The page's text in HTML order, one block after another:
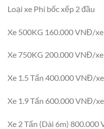
Loại xe Phí bốc xếp 2 đầu
Xe 500KG 160.000 VNĐ/xe
Xe 750KG 200.000 VNĐ/xe
Xe 1.5 Tấn 400.000 VNĐ/xe
Xe 1.9 Tấn 600.000 VNĐ/xe
Xe 2 Tấn (Dài 6m) 800.000